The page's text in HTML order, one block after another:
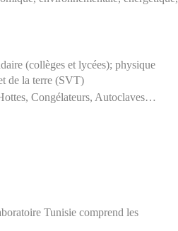
(collèges et lycées); physique
de la terre (SVT)
Congélateurs, Autoclaves…
Tunisie comprend les